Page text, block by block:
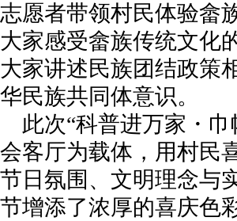
志愿者带领村民体验畲
大家感受畲族传统文化
大家讲述民族团结政策
华民族共同体意识。
此次“科普进万家・
会客厅为载体，用村民
节日氛围、文明理念与
节增添了浓厚的喜庆色